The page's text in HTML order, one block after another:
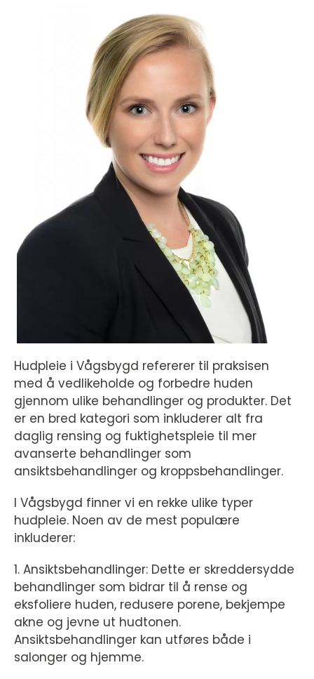
Hudpleie i Vågsbygd refererer til praksisen
med å vedlikeholde og forbedre huden
gjennom ulike behandlinger og produkter. Det
er en bred kategori som inkluderer alt fra
daglig rensing og fuktighetspleie til mer
avanserte behandlinger som
ansiktsbehandlinger og kroppsbehandlinger.
I Vågsbygd finner vi en rekke ulike typer
hudpleie. Noen av de mest populære
inkluderer:
1. Ansiktsbehandlinger: Dette er skreddersydde
behandlinger som bidrar til å rense og
eksfoliere huden, redusere porene, bekjempe
akne og jevne ut hudtonen.
Ansiktsbehandlinger kan utføres både i
salonger og hjemme.